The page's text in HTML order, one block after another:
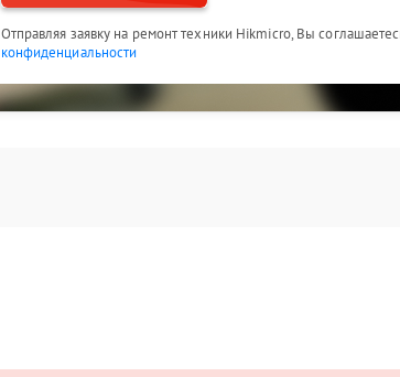
Отправляя заявку на ремонт техники Hikmicro, Вы
конфиденциальности